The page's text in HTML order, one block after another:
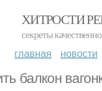
ХИТРОСТИ
секреты
главная новости
балкон